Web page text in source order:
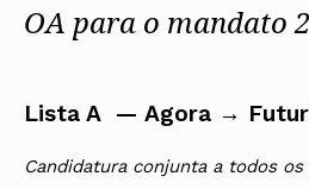
OA para o mandato
Lista A — Agora →
Candidatura conjunta a todos